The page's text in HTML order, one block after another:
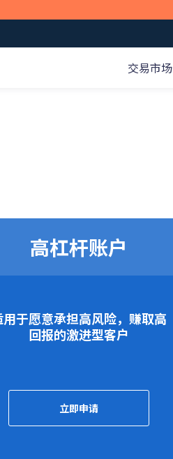
交易市场
网页端交易 扫描下载
场分析
技术分析高杠杆账户
用于愿意承担高风险，赚取高
回报的激进型客户
立即申请